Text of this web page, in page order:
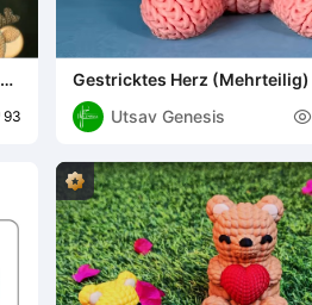
93
Gestricktes Herz (Mehrteilig)
Utsav Genesis
